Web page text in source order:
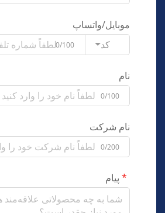
موبایل/واتساپ
کد
0/100
نام
0/100
نام شرکت
0/200
پیام